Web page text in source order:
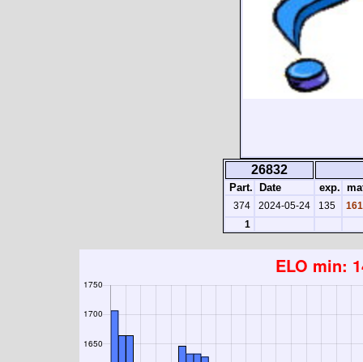
26832
Part. Date exp.
374 2024-05-24 135
1